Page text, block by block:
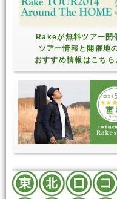
Rakeが無料ツアー開
ツアー情報と開催地
おすすめ情報はこちら